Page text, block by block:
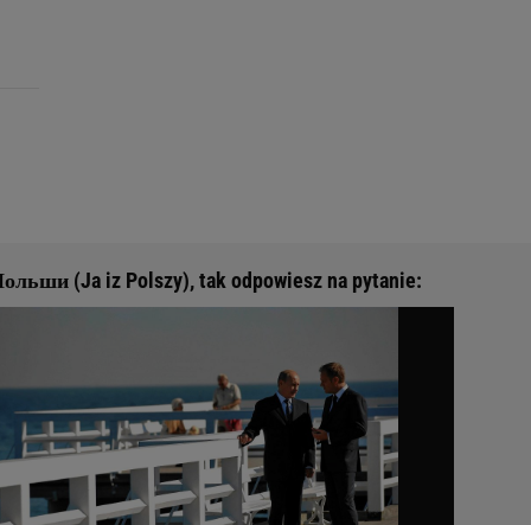
(Ja iz Polszy), tak odpowiesz na pytanie: